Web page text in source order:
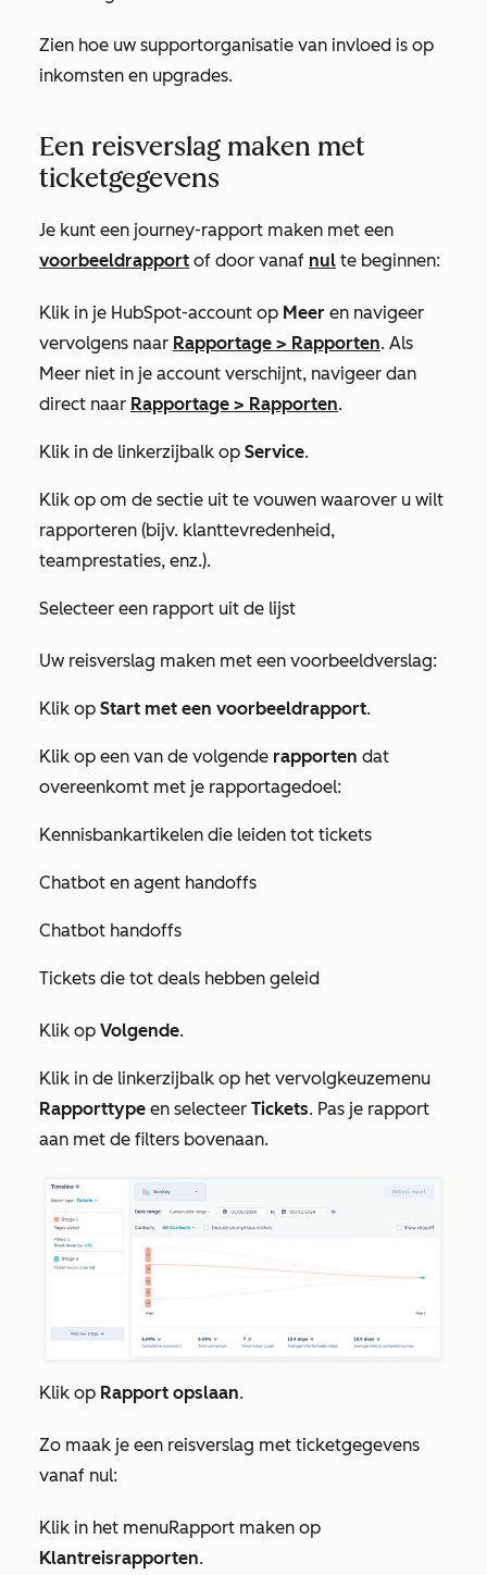
Zien hoe uw supportorganisatie van invloed is op
inkomsten en upgrades.
Een reisverslag maken met
ticketgegevens
Je kunt een journey-rapport maken met een
voorbeeldrapport of door vanaf nul te beginnen:
Klik in je HubSpot-account op Meer en navigeer
vervolgens naar Rapportage > Rapporten. Als
Meer niet in je account verschijnt, navigeer dan
direct naar Rapportage > Rapporten.
Klik in de linkerzijbalk op Service.
Klik op om de sectie uit te vouwen waarover u wilt
rapporteren (bijv. klanttevredenheid,
teamprestaties, enz.).
Selecteer een rapport uit de lijst
Uw reisverslag maken met een voorbeeldverslag:
Klik op Start met een voorbeeldrapport.
Klik op een van de volgende rapporten dat
overeenkomt met je rapportagedoel:
Kennisbankartikelen die leiden tot tickets
Chatbot en agent handoffs
Chatbot handoffs
Tickets die tot deals hebben geleid
Klik op Volgende.
Klik in de linkerzijbalk op het vervolgkeuzemenu
Rapporttype en selecteer Tickets. Pas je rapport
aan met de filters bovenaan.
Klik op Rapport opslaan.
Zo maak je een reisverslag met ticketgegevens
vanaf nul:
Klik in het menuRapport maken op
Klantreisrapporten.